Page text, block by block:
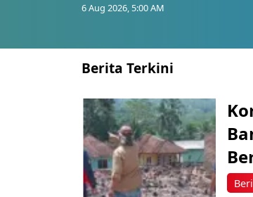
6 Aug 2026, 5:00 AM
Berita Terkini